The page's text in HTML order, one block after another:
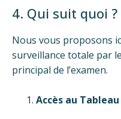
4. Qui suit quoi
Nous vous proposons
surveillance totale par
principal de l’examen.
Accès au